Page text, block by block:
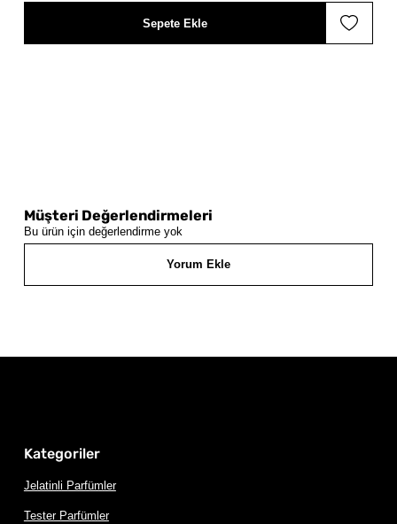
Sepete Ekle
Müşteri Değerlendirmeleri
Bu ürün için değerlendirme yok
Yorum Ekle
Kategoriler
Jelatinli Parfümler
Tester Parfümler